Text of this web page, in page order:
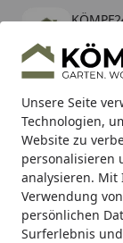
Unsere Seite
Technologien,
Website zu
personalisieren
analysieren.
Verwendung
persönlichen
Surferlebnis
kostenlos -
Alle Produkte
Mein Konto
Suchen
Karibu Pools